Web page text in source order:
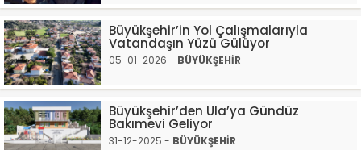
Büyükşehir’in Yol Çalışmalarıyla
Vatandaşın Yüzü Gülüyor
05-01-2026 - BÜYÜKŞEHİR
Büyükşehir’den Ula’ya Gündüz
Bakımevi Geliyor
31-12-2025 - BÜYÜKŞEHİR